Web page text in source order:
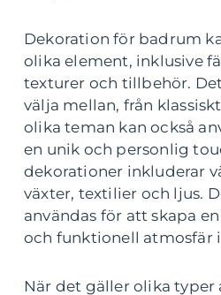
Dekoration för badrum
olika element, inklusive
texturer och tillbehör.
välja mellan, från
olika teman kan också
en unik och personlig
dekorationer inkluderar
växter, textilier och ljus.
användas för att skapa
och funktionell atmosfär
När det gäller olika typer